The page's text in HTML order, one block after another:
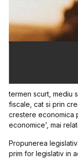
termen scurt, mediu
fiscale, cat si prin
crestere economica
economice’, mai
Propunerea
prim for legislativ in